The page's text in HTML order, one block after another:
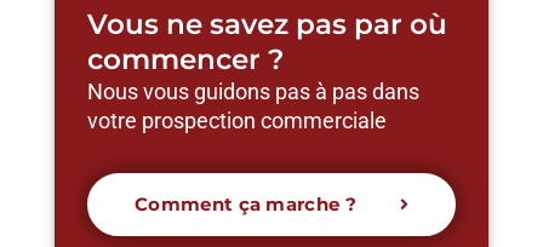
Vous ne savez pas par où
commencer ?
Nous vous guidons pas à pas dans
votre prospection commerciale
Comment ça marche ?